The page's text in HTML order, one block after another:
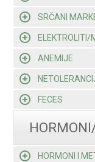
SRČANI
ELEKTROLITI/
ANEMIJE
FECES
HORMONI I